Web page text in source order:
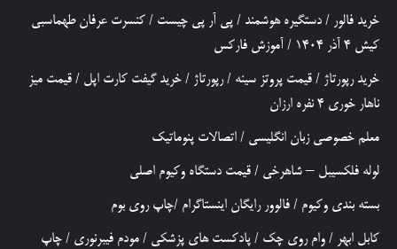
خرید فالور / دستگیره هوشمند / پی آر پی چیست / کنسرت عرفان طهماسبی
کیش 4 آذر 1404
/ آموزش فارکس
خرید رپورتاژ / قیمت پروتز سینه /رپورتاژ / خرید گیفت کارت اپل / قیمت میز
ناهار خوری 4 نفره ارزان
معلم خصوصی زبان انگلیسی / اتصالات پنوماتیک
لوله فلکسیبل – شاهرخی / قیمت دستگاه وکیوم اصلی
بسته بندی وکیوم / فالوور رایگان اینستاگرام /چاپ روی بوم
کابل ابهر / وام روی چک / پادکست های پزشکی / مودم فیبرنوری / چاپ